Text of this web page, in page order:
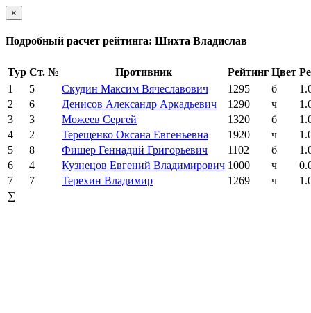
×
Подробный расчет рейтинга: Шихта Владислав
Тур Ст. № Противник Рейтинг Цвет
1
5 Скудин Максим Вячеславович 1295 б
2
6 Денисов Александр Аркадьевич 1290 ч
3
3 Можеев Сергей 1320 б
4
2 Терещенко Оксана Евгеньевна 1920 ч
5
8 Фишер Геннадий Григорьевич 1102 б
6
4 Кузнецов Евгений Владимирович 1000 ч
7
7 Терехин Владимир 1269 ч
∑